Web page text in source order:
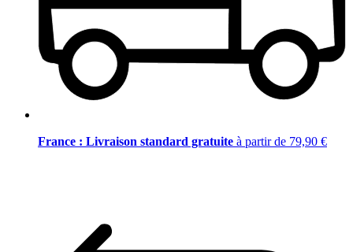
France : Livraison standard gratuite à partir de 79,90 €